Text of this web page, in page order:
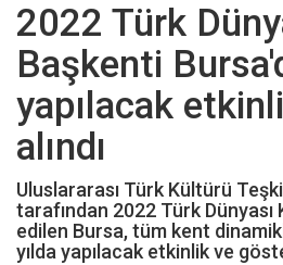
2022 Türk
Başkenti
yapılacak
alındı
Uluslararası Türk Kültürü
tarafından 2022 Türk
edilen Bursa, tüm kent
yılda yapılacak etkinlik ve